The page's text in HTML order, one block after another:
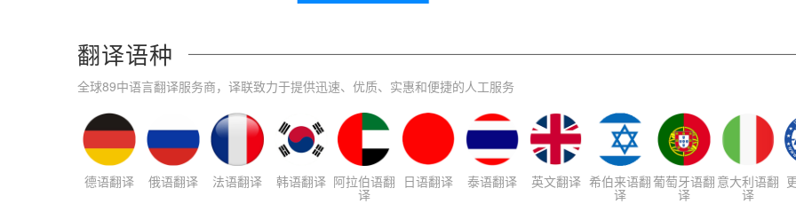
翻译语种
全球89中语言翻译服务商，译联致力于提供迅速、优质、实惠和便捷的人工服务
德语翻译 俄语翻译 法语翻译 韩语翻译 阿拉伯语翻
译
日语翻译 泰语翻译 英文翻译 希伯来语翻
译
葡萄牙语翻
译
意大利语翻
译